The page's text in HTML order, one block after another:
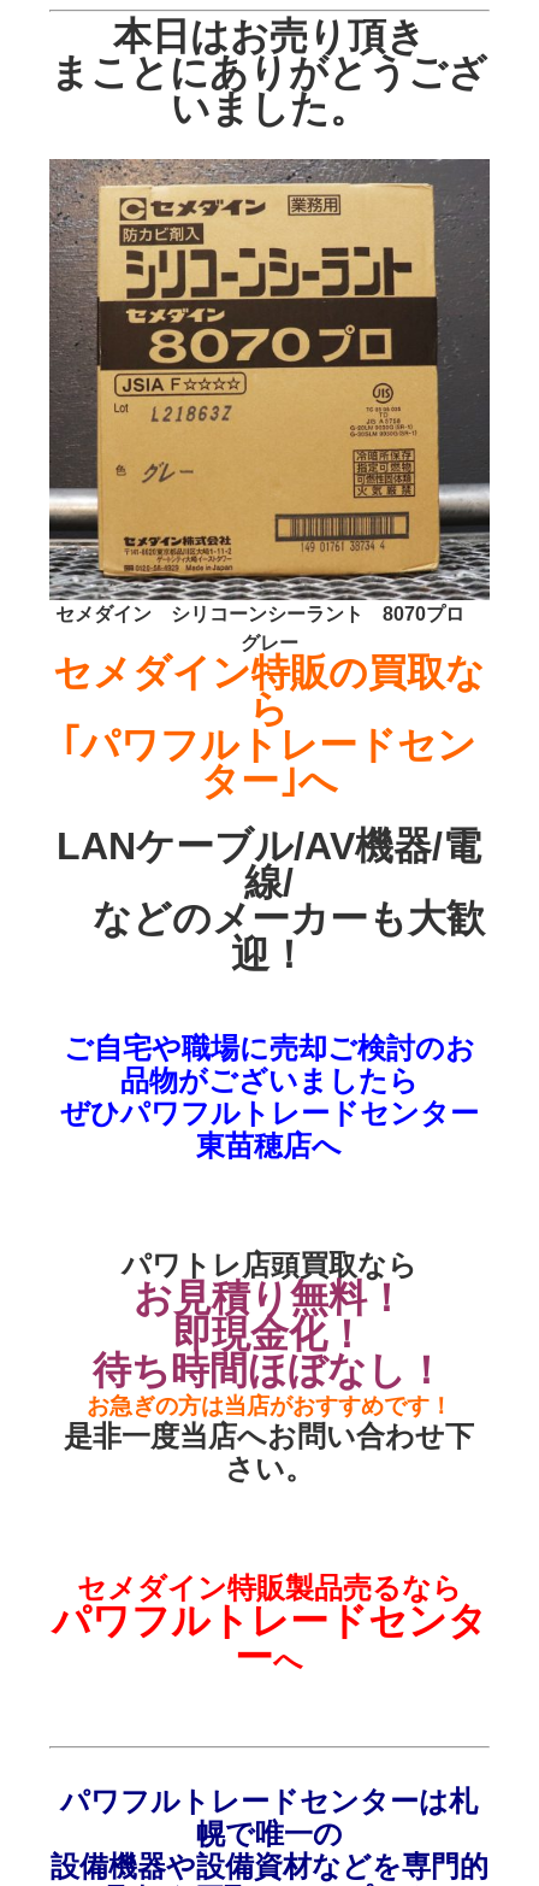
マイナーケーブル(13)
CVTケーブル (8)
CVケーブル(25)
(12)
エコケーブル(3)
本日はお売り頂き
まことにありがとうござ
いました。
セメダイン シリコーンシーラント 8070プロ
グレー
セメダイン特販の買取な
ら
｢パワフルトレードセン
ター｣へ
LANケーブル/AV機器/電
線/
などのメーカーも大歓
迎！
ご自宅や職場に売却ご検討のお
品物がございましたら
ぜひパワフルトレードセンター
東苗穂店へ
パワトレ店頭買取なら
お見積り無料！
即現金化！
待ち時間ほぼなし！
お急ぎの方は当店がおすすめです！
是非一度当店へお問い合わせ下
さい。
セメダイン特販製品売るなら
パワフルトレードセンタ
ーへ
パワフルトレードセンターは札
幌で唯一の
設備機器や設備資材などを専門的